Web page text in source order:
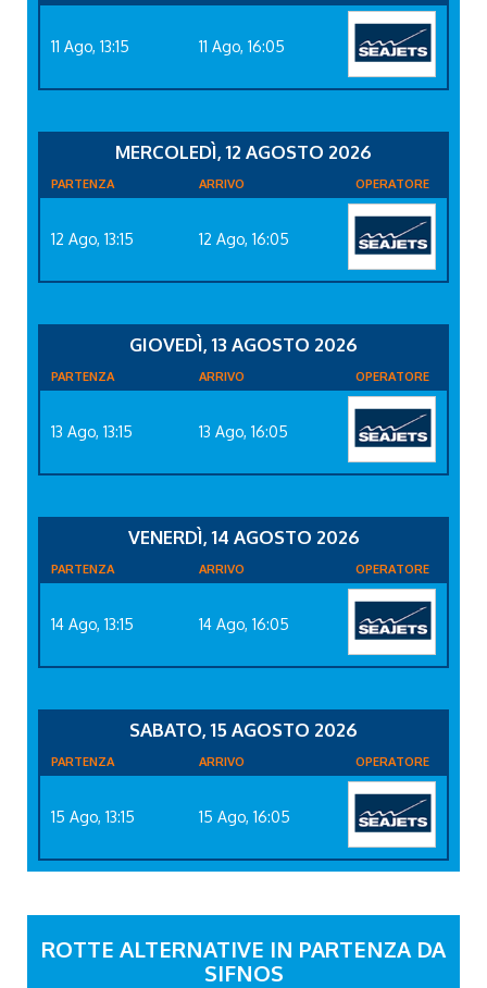
11 Ago, 13:15 11 Ago, 16:05
MERCOLEDÌ, 12 AGOSTO 2026
PARTENZA ARRIVO OPERATORE
12 Ago, 13:15 12 Ago, 16:05
GIOVEDÌ, 13 AGOSTO 2026
PARTENZA ARRIVO OPERATORE
13 Ago, 13:15 13 Ago, 16:05
VENERDÌ, 14 AGOSTO 2026
PARTENZA ARRIVO OPERATORE
14 Ago, 13:15 14 Ago, 16:05
SABATO, 15 AGOSTO 2026
PARTENZA ARRIVO OPERATORE
15 Ago, 13:15 15 Ago, 16:05
ROTTE ALTERNATIVE IN PARTENZA DA
SIFNOS